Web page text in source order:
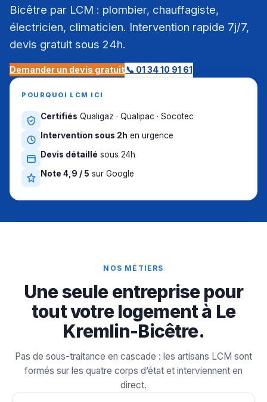
Bicêtre par LCM : plombier, chauffagiste,
électricien, climaticien. Intervention rapide 7j/7,
devis gratuit sous 24h.
Demander un devis gratuit📞 01 34 10 91 61
POURQUOI LCM ICI
Certifiés Qualigaz · Qualipac · Socotec
Intervention sous 2h en urgence
Devis détaillé sous 24h
Note 4,9 / 5 sur Google
NOS MÉTIERS
Une seule entreprise pour
tout votre logement à Le
Kremlin-Bicêtre.
Pas de sous-traitance en cascade : les artisans LCM sont
formés sur les quatre corps d’état et interviennent en
direct.